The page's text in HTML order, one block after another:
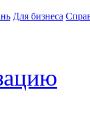
Для бизнеса